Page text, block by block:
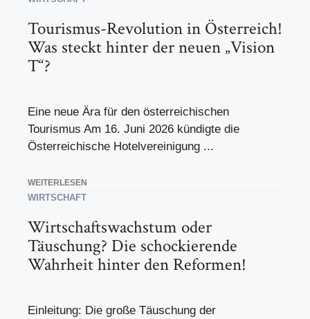
Tourismus-Revolution in Österreich!
Was steckt hinter der neuen „Vision
T“?
Eine neue Ära für den österreichischen
Tourismus Am 16. Juni 2026 kündigte die
Österreichische Hotelvereinigung ...
WEITERLESEN
WIRTSCHAFT
Wirtschaftswachstum oder
Täuschung? Die schockierende
Wahrheit hinter den Reformen!
Einleitung: Die große Täuschung der